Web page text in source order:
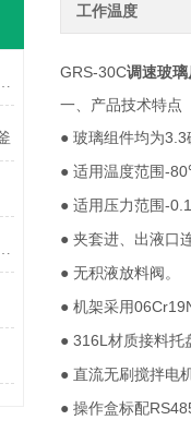
工作温度
GRS-30C调速玻璃
一、产品技术特点
● 玻璃组件均为3.3
● 适用温度范围 -
● 适用压力范围 -
● 夹套进、出液口
● 无积液放料阀。
● 机架采用
● 316L 材质接料托
● 直流无刷搅拌电
● 操作盒标配
釜该如何维护与保养？
一篇搞懂核心逻辑与避坑要点